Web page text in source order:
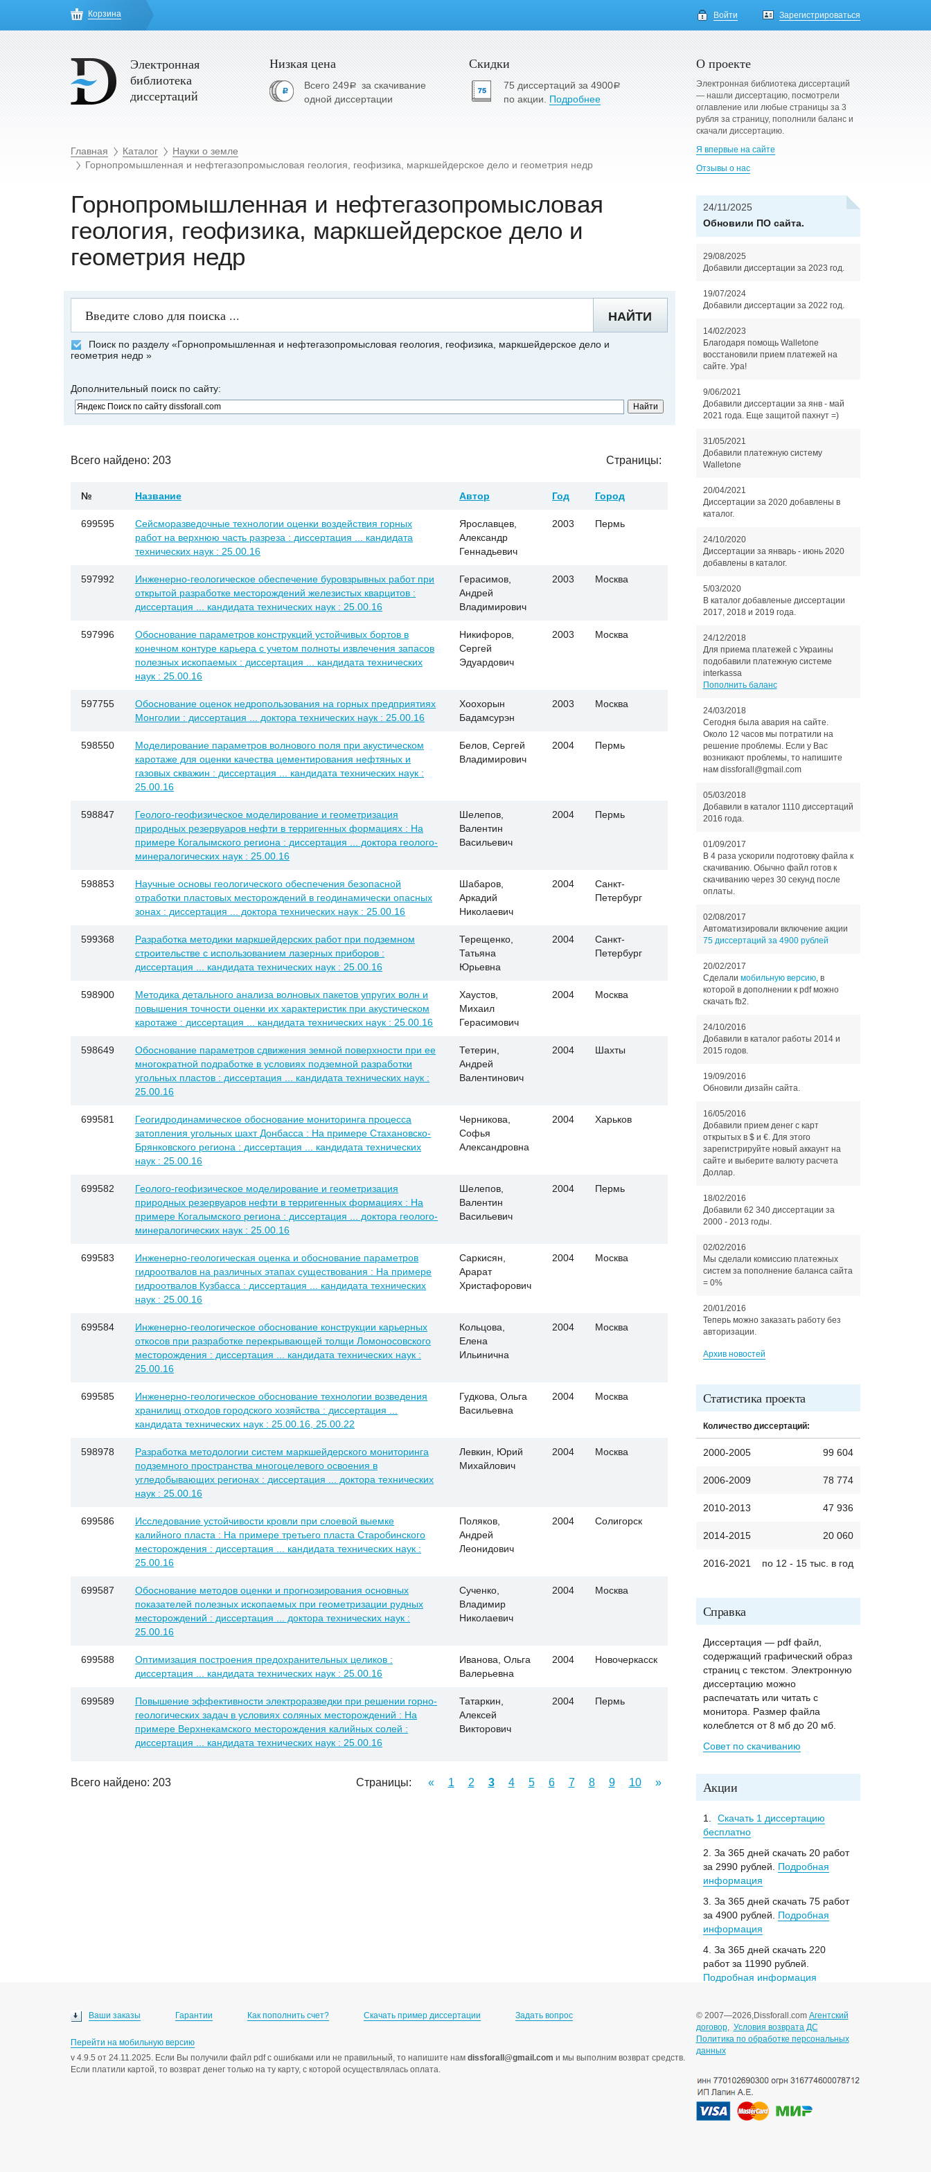
Корзина Войти Зарегистрироваться
Электронная
библиотека
диссертаций
Низкая цена
Всего 249aза скачивание
одной диссертации
Скидки
75 диссертаций за 4900a
по акции. Подробнее
Главная Каталог
Науки о земле
Горнопромышленная и нефтегазопромысловая геология, геофизика, маркшейдерское дело и геометрия недр
Горнопромышленная и нефтегазопромысловая
геология, геофизика, маркшейдерское дело и
геометрия недр
НАЙТИ
Поиск по разделу «Горнопромышленная и нефтегазопромысловая геология, геофизика, маркшейдерское дело и
геометрия недр »
Дополнительный поиск по сайту:
Всего найдено: 203 Страницы:
№ Название Автор Год Город
699595
Сейсморазведочные технологии оценки воздействия горных
работ на верхнюю часть разреза : диссертация ... кандидата
технических наук : 25.00.16
Ярославцев,
Александр
Геннадьевич
2003 Пермь
597992
Инженерно-геологическое обеспечение буровзрывных работ при
открытой разработке месторождений железистых кварцитов :
диссертация ... кандидата технических наук : 25.00.16
Герасимов,
Андрей
Владимирович
2003 Москва
597996
Обоснование параметров конструкций устойчивых бортов в
конечном контуре карьера с учетом полноты извлечения запасов
полезных ископаемых : диссертация ... кандидата технических
наук : 25.00.16
Никифоров,
Сергей
Эдуардович
2003 Москва
597755
Обоснование оценок недропользования на горных предприятиях
Монголии : диссертация ... доктора технических наук : 25.00.16
Хоохорын
Бадамсурэн
2003 Москва
598550
Моделирование параметров волнового поля при акустическом
каротаже для оценки качества цементирования нефтяных и
газовых скважин : диссертация ... кандидата технических наук :
25.00.16
Белов, Сергей
Владимирович
2004 Пермь
598847
Геолого-геофизическое моделирование и геометризация
природных резервуаров нефти в терригенных формациях : На
примере Когалымского региона : диссертация ... доктора геолого-
минералогических наук : 25.00.16
Шелепов,
Валентин
Васильевич
2004 Пермь
598853
Научные основы геологического обеспечения безопасной
отработки пластовых месторождений в геодинамически опасных
зонах : диссертация ... доктора технических наук : 25.00.16
Шабаров,
Аркадий
Николаевич
2004
Санкт-
Петербург
599368
Разработка методики маркшейдерских работ при подземном
строительстве с использованием лазерных приборов :
диссертация ... кандидата технических наук : 25.00.16
Терещенко,
Татьяна
Юрьевна
2004
Санкт-
Петербург
598900
Методика детального анализа волновых пакетов упругих волн и
повышения точности оценки их характеристик при акустическом
каротаже : диссертация ... кандидата технических наук : 25.00.16
Хаустов,
Михаил
Герасимович
2004 Москва
598649
Обоснование параметров сдвижения земной поверхности при ее
многократной подработке в условиях подземной разработки
угольных пластов : диссертация ... кандидата технических наук :
25.00.16
Тетерин,
Андрей
Валентинович
2004 Шахты
699581
Геогидродинамическое обоснование мониторинга процесса
затопления угольных шахт Донбасса : На примере Стахановско-
Брянковского региона : диссертация ... кандидата технических
наук : 25.00.16
Черникова,
Софья
Александровна
2004 Харьков
699582
Геолого-геофизическое моделирование и геометризация
природных резервуаров нефти в терригенных формациях : На
примере Когалымского региона : диссертация ... доктора геолого-
минералогических наук : 25.00.16
Шелепов,
Валентин
Васильевич
2004 Пермь
699583
Инженерно-геологическая оценка и обоснование параметров
гидроотвалов на различных этапах существования : На примере
гидроотвалов Кузбасса : диссертация ... кандидата технических
наук : 25.00.16
Саркисян,
Арарат
Христафорович
2004 Москва
699584
Инженерно-геологическое обоснование конструкции карьерных
откосов при разработке перекрывающей толщи Ломоносовского
месторождения : диссертация ... кандидата технических наук :
25.00.16
Кольцова,
Елена
Ильинична
2004 Москва
699585
Инженерно-геологическое обоснование технологии возведения
хранилищ отходов городского хозяйства : диссертация ...
кандидата технических наук : 25.00.16, 25.00.22
Гудкова, Ольга
Васильевна
2004 Москва
598978
Разработка методологии систем маркшейдерского мониторинга
подземного пространства многоцелевого освоения в
угледобывающих регионах : диссертация ... доктора технических
наук : 25.00.16
Левкин, Юрий
Михайлович
2004 Москва
699586
Исследование устойчивости кровли при слоевой выемке
калийного пласта : На примере третьего пласта Старобинского
месторождения : диссертация ... кандидата технических наук :
25.00.16
Поляков,
Андрей
Леонидович
2004 Солигорск
699587
Обоснование методов оценки и прогнозирования основных
показателей полезных ископаемых при геометризации рудных
месторождений : диссертация ... доктора технических наук :
25.00.16
Сученко,
Владимир
Николаевич
2004 Москва
699588
Оптимизация построения предохранительных целиков :
диссертация ... кандидата технических наук : 25.00.16
Иванова, Ольга
Валерьевна
2004 Новочеркасск
699589
Повышение эффективности электроразведки при решении горно-
геологических задач в условиях соляных месторождений : На
примере Верхнекамского месторождения калийных солей :
диссертация ... кандидата технических наук : 25.00.16
Татаркин,
Алексей
Викторович
2004 Пермь
Всего найдено: 203 Страницы: « 1 2 3 4 5 6 7 8 9 10 »
О проекте
Электронная библиотека диссертаций
— нашли диссертацию, посмотрели
оглавление или любые страницы за 3
рубля за страницу, пополнили баланс и
скачали диссертацию.
Я впервые на сайте
Отзывы о нас
24/11/2025
Обновили ПО сайта.
29/08/2025
Добавили диссертации за 2023 год.
19/07/2024
Добавили диссертации за 2022 год.
14/02/2023
Благодаря помощь Walletone
восстановили прием платежей на
сайте. Ура!
9/06/2021
Добавили диссертации за янв - май
2021 года. Еще защитой пахнут =)
31/05/2021
Добавили платежную систему
Walletone
20/04/2021
Диссертации за 2020 добавлены в
каталог.
24/10/2020
Диссертации за январь - июнь 2020
добавлены в каталог.
5/03/2020
В каталог добавленые диссертации
2017, 2018 и 2019 года.
24/12/2018
Для приема платежей с Украины
подобавили платежную системе
interkassa
Пополнить баланс
24/03/2018
Сегодня была авария на сайте.
Около 12 часов мы потратили на
решение проблемы. Если у Вас
возникают проблемы, то напишите
нам dissforall@gmail.com
05/03/2018
Добавили в каталог 1110 диссертаций
2016 года.
01/09/2017
В 4 раза ускорили подготовку файла к
скачиванию. Обычно файл готов к
скачиванию через 30 секунд после
оплаты.
02/08/2017
Автоматизировали включение акции
75 диссертаций за 4900 рублей
20/02/2017
Сделали мобильную версию, в
которой в дополнении к pdf можно
скачать fb2.
24/10/2016
Добавили в каталог работы 2014 и
2015 годов.
19/09/2016
Обновили дизайн сайта.
16/05/2016
Добавили прием денег с карт
открытых в $ и €. Для этого
зарегистрируйте новый аккаунт на
сайте и выберите валюту расчета
Доллар.
18/02/2016
Добавили 62 340 диссертации за
2000 - 2013 годы.
02/02/2016
Мы сделали комиссию платежных
систем за пополнение баланса сайта
= 0%
20/01/2016
Теперь можно заказать работу без
авторизации.
Архив новостей
Статистика проекта
Количество диссертаций:
2000-2005 99 604
2006-2009 78 774
2010-2013 47 936
2014-2015 20 060
2016-2021 по 12 - 15 тыс. в год
Справка
Диссертация — pdf файл,
содержащий графический образ
страниц с текстом. Электронную
диссертацию можно
распечатать или читать с
монитора. Размер файла
колеблется от 8 мб до 20 мб.
Совет по скачиванию
Акции
1.
Скачать 1 диссертацию
бесплатно
2. За 365 дней скачать 20 работ
за 2990 рублей. Подробная
информация
3. За 365 дней скачать 75 работ
за 4900 рублей. Подробная
информация
4. За 365 дней скачать 220
работ за 11990 рублей.
Подробная информация
Ваши заказы Гарантии Как пополнить счет? Скачать пример диссертации Задать вопрос
Перейти на мобильную версию
v 4.9.5 от 24.11.2025. Если Вы получили файл pdf с ошибками или не правильный, то напишите нам dissforall@gmail.com и мы выполним возврат средств.
Если платили картой, то возврат денег только на ту карту, с которой осуществлялась оплата.
© 2007—2026,Dissforall.com Агентский
договор, Условия возврата ДС
Политика по обработке персональных
данных